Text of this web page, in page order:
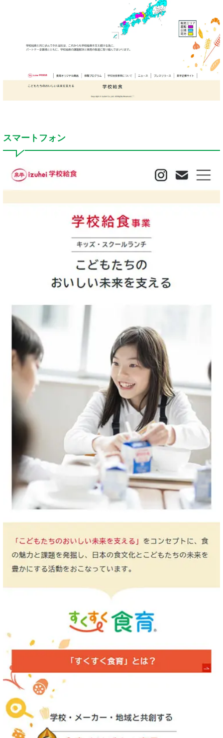
スマートフォン